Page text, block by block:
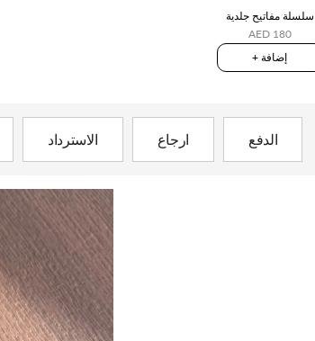
سلسلة مفاتيح جلدية
AED 180
+ إضافة
الاسترداد ارجاع الدفع